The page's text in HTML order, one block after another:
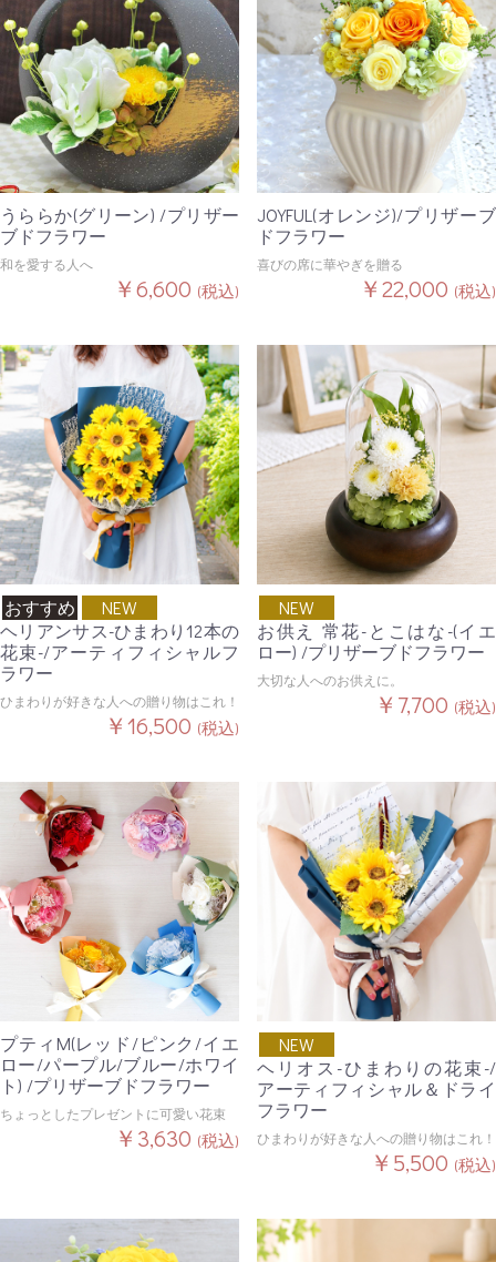
うららか(グリーン) /プリザー
ブドフラワー
和を愛する人へ
￥6,600 (税込)
JOYFUL(オレンジ)/プリザーブ
ドフラワー
喜びの席に華やぎを贈る
￥22,000 (税込)
おすすめ
NEW
ヘリアンサス-ひまわり12本の
花束-/アーティフィシャルフ
ラワー
ひまわりが好きな人への贈り物はこれ！
￥16,500 (税込)
NEW
お供え 常花-とこはな-(イエ
ロー) /プリザーブドフラワー
大切な人へのお供えに。
￥7,700 (税込)
プティM(レッド/ピンク/イエ
ロー/パープル/ブルー/ホワイ
ト) /プリザーブドフラワー
ちょっとしたプレゼントに可愛い花束
￥3,630 (税込)
NEW
ヘリオス-ひまわりの花束-/
アーティフィシャル＆ドライ
フラワー
ひまわりが好きな人への贈り物はこれ！
￥5,500 (税込)